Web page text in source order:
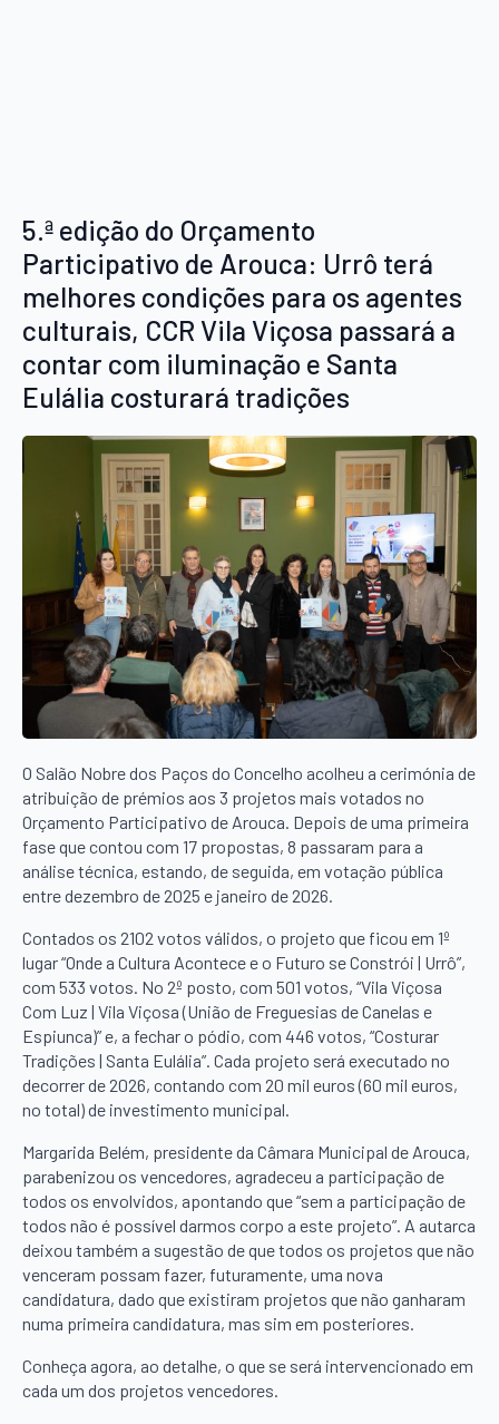
5.ª edição do Orçamento
Participativo de Arouca: Urrô terá
melhores condições para os agentes
culturais, CCR Vila Viçosa passará a
contar com iluminação e Santa
Eulália costurará tradições
O Salão Nobre dos Paços do Concelho acolheu a cerimónia de
atribuição de prémios aos 3 projetos mais votados no
Orçamento Participativo de Arouca. Depois de uma primeira
fase que contou com 17 propostas, 8 passaram para a
análise técnica, estando, de seguida, em votação pública
entre dezembro de 2025 e janeiro de 2026.
Contados os 2102 votos válidos, o projeto que ficou em 1º
lugar “Onde a Cultura Acontece e o Futuro se Constrói | Urrô”,
com 533 votos. No 2º posto, com 501 votos, “Vila Viçosa
Com Luz | Vila Viçosa (União de Freguesias de Canelas e
Espiunca)” e, a fechar o pódio, com 446 votos, “Costurar
Tradições | Santa Eulália”. Cada projeto será executado no
decorrer de 2026, contando com 20 mil euros (60 mil euros,
no total) de investimento municipal.
Margarida Belém, presidente da Câmara Municipal de Arouca,
parabenizou os vencedores, agradeceu a participação de
todos os envolvidos, apontando que “sem a participação de
todos não é possível darmos corpo a este projeto”. A autarca
deixou também a sugestão de que todos os projetos que não
venceram possam fazer, futuramente, uma nova
candidatura, dado que existiram projetos que não ganharam
numa primeira candidatura, mas sim em posteriores.
Conheça agora, ao detalhe, o que se será intervencionado em
cada um dos projetos vencedores.